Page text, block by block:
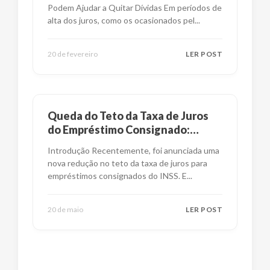
Podem Ajudar a Quitar Dívidas Em períodos de
alta dos juros, como os ocasionados pel...
20 de fevereiro LER POST
Queda do Teto da Taxa de Juros
do Empréstimo Consignado:
Introdução Recentemente, foi anunciada uma
nova redução no teto da taxa de juros para
empréstimos consignados do INSS. E...
20 de maio LER POST